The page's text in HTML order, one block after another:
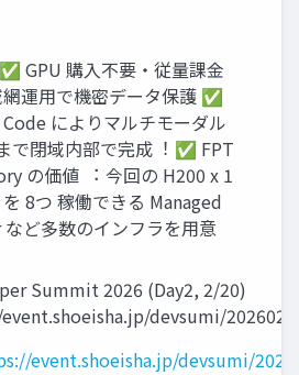
GPU 購⼊不要・従量課⾦
運⽤で機密データ保護 ✅
によりマルチモーダル
で閉域内部で完成︕ ✅ FPT
の価値 ︓ 今回の H200 x 1
8つ 稼働できる Managed
ど多数のインフラを⽤意
Summit 2026 (Day2, 2/20)
devsumi/
event.shoeisha.jp/devsumi/